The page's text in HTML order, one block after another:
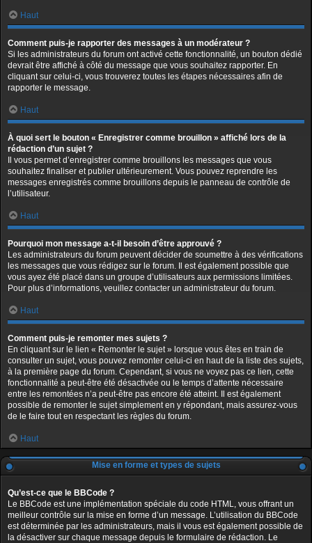
Haut
Comment puis-je rapporter des messages à un modérateur ?
Si les administrateurs du forum ont activé cette fonctionnalité, un bouton dédié
devrait être affiché à côté du message que vous souhaitez rapporter. En
cliquant sur celui-ci, vous trouverez toutes les étapes nécessaires afin de
rapporter le message.
Haut
À quoi sert le bouton « Enregistrer comme brouillon » affiché lors de la
rédaction d’un sujet ?
Il vous permet d’enregistrer comme brouillons les messages que vous
souhaitez finaliser et publier ultérieurement. Vous pouvez reprendre les
messages enregistrés comme brouillons depuis le panneau de contrôle de
l’utilisateur.
Haut
Pourquoi mon message a-t-il besoin d’être approuvé ?
Les administrateurs du forum peuvent décider de soumettre à des vérifications
les messages que vous rédigez sur le forum. Il est également possible que
vous ayez été placé dans un groupe d’utilisateurs aux permissions limitées.
Pour plus d’informations, veuillez contacter un administrateur du forum.
Haut
Comment puis-je remonter mes sujets ?
En cliquant sur le lien « Remonter le sujet » lorsque vous êtes en train de
consulter un sujet, vous pouvez remonter celui-ci en haut de la liste des sujets,
à la première page du forum. Cependant, si vous ne voyez pas ce lien, cette
fonctionnalité a peut-être été désactivée ou le temps d’attente nécessaire
entre les remontées n’a peut-être pas encore été atteint. Il est également
possible de remonter le sujet simplement en y répondant, mais assurez-vous
de le faire tout en respectant les règles du forum.
Haut
Mise en forme et types de sujets
Qu’est-ce que le BBCode ?
Le BBCode est une implémentation spéciale du code HTML, vous offrant un
meilleur contrôle sur la mise en forme d’un message. L’utilisation du BBCode
est déterminée par les administrateurs, mais il vous est également possible de
la désactiver sur chaque message depuis le formulaire de rédaction. Le